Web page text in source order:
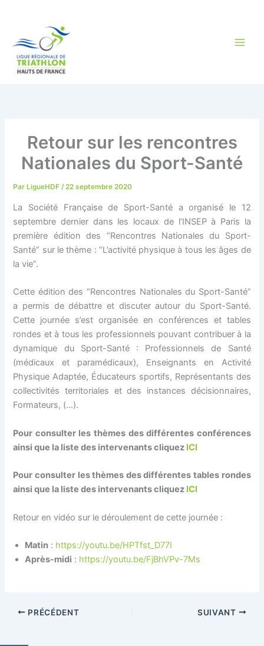
Retour sur les rencontres
Nationales du Sport-Santé
ParLigueHDF /22 septembre 2020
La Société Française de Sport-Santé a organisé le 12
septembre dernier dans les locaux de l’INSEP à Paris la
première édition des “Rencontres Nationales du Sport-
Santé” sur le thème : “L’activité physique à tous les âges de
la vie”.
​Cette édition des “Rencontres Nationales du Sport-Santé”
a permis de débattre et discuter autour du Sport-Santé.
Cette journée s’est organisée en conférences et tables
rondes et à tous les professionnels pouvant contribuer à la
dynamique du Sport-Santé : Professionnels de Santé
(médicaux et paramédicaux), Enseignants en Activité
Physique Adaptée, Éducateurs sportifs, Représentants des
collectivités territoriales et des instances décisionnaires,
Formateurs, (…).
Pour consulter les thèmes des différentes conférences
ainsi que la liste des intervenants cliquez ICI
Pour consulter les thèmes des différentes tables rondes
ainsi que la liste des intervenants cliquez ICI
Retour en vidéo sur le déroulement de cette journée :
Matin : https://youtu.be/HPTfst_D77I
Après-midi : https://youtu.be/FjBhVPv-7Ms
PRÉCÉDENT SUIVANT